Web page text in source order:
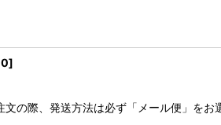
]
の際、発送方法は必ず「メール便」を